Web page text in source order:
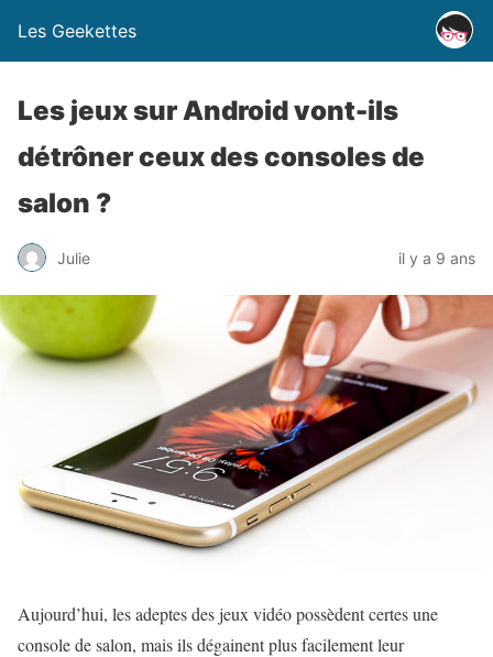
Les Geekettes
Les jeux sur Android vont-ils
détrôner ceux des consoles de
salon ?
Julie il y a 9 ans
Aujourd’hui, les adeptes des jeux vidéo possèdent certes une
console de salon, mais ils dégainent plus facilement leur